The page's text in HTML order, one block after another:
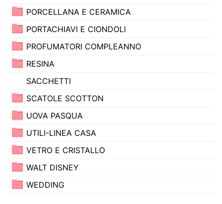
PORCELLANA E CERAMICA
PORTACHIAVI E CIONDOLI
PROFUMATORI COMPLEANNO
RESINA
SACCHETTI
SCATOLE SCOTTON
UOVA PASQUA
UTILI-LINEA CASA
VETRO E CRISTALLO
WALT DISNEY
WEDDING